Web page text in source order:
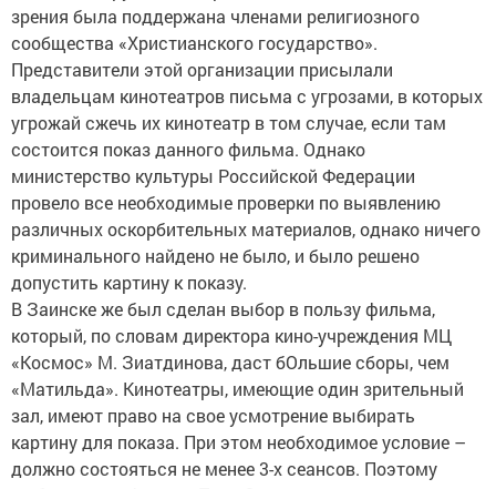
зрения была поддержана членами религиозного
сообщества «Христианского государство».
Представители этой организации присылали
владельцам кинотеатров письма с угрозами, в которых
угрожай сжечь их кинотеатр в том случае, если там
состоится показ данного фильма. Однако
министерство культуры Российской Федерации
провело все необходимые проверки по выявлению
различных оскорбительных материалов, однако ничего
криминального найдено не было, и было решено
допустить картину к показу.
В Заинске же был сделан выбор в пользу фильма,
который, по словам директора кино-учреждения МЦ
«Космос» М. Зиатдинова, даст бОльшие сборы, чем
«Матильда». Кинотеатры, имеющие один зрительный
зал, имеют право на свое усмотрение выбирать
картину для показа. При этом необходимое условие –
должно состояться не менее 3-х сеансов. Поэтому